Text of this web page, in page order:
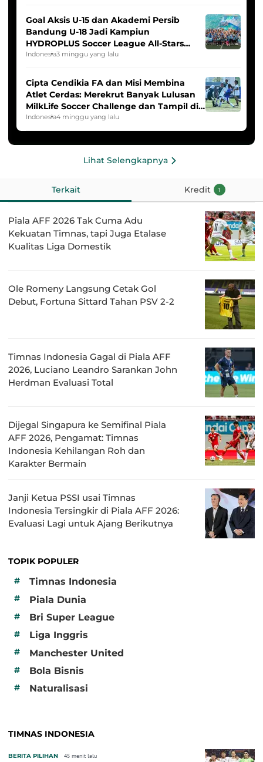
Goal Aksis U-15 dan Akademi Persib
Bandung U-18 Jadi Kampiun
HYDROPLUS Soccer League All-Stars
2025/2026
Indonesia3 minggu yang lalu
Cipta Cendikia FA dan Misi Membina
Atlet Cerdas: Merekrut Banyak Lulusan
MilkLife Soccer Challenge dan Tampil di
HYDROPLUS Soccer League
Indonesia4 minggu yang lalu
Lihat Selengkapnya
Terkait Kredit 1
Piala AFF 2026 Tak Cuma Adu
Kekuatan Timnas, tapi Juga Etalase
Kualitas Liga Domestik
Ole Romeny Langsung Cetak Gol
Debut, Fortuna Sittard Tahan PSV 2-2
Timnas Indonesia Gagal di Piala AFF
2026, Luciano Leandro Sarankan John
Herdman Evaluasi Total
Dijegal Singapura ke Semifinal Piala
AFF 2026, Pengamat: Timnas
Indonesia Kehilangan Roh dan
Karakter Bermain
Janji Ketua PSSI usai Timnas
Indonesia Tersingkir di Piala AFF 2026:
Evaluasi Lagi untuk Ajang Berikutnya
TOPIK POPULER
#
Timnas Indonesia
# Piala Dunia
# Bri Super League
# Liga Inggris
# Manchester United
# Bola Bisnis
# Naturalisasi
TIMNAS INDONESIA
BERITA PILIHAN 45 menit lalu